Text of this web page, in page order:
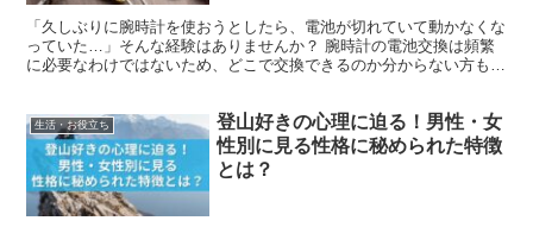
「久しぶりに腕時計を使おうとしたら、電池が切れていて動かなくな
っていた…」そんな経験はありませんか？ 腕時計の電池交換は頻繁
に必要なわけではないため、どこで交換できるのか分からない方も多
生活・お役立ち
登山好きの心理に迫る！男性・女
性別に見る性格に秘められた特徴
とは？